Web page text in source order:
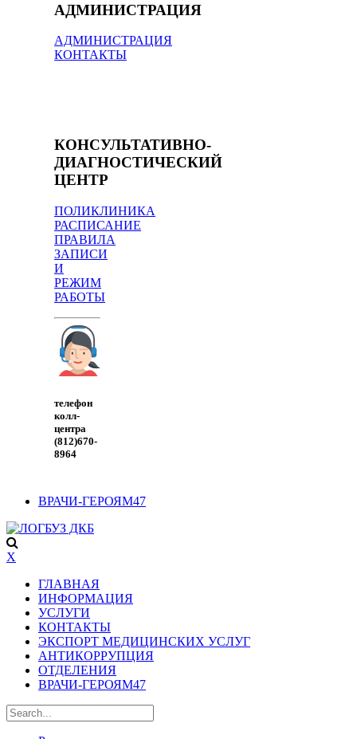
АДМИНИСТРАЦИЯ
АДМИНИСТРАЦИЯ
КОНТАКТЫ
КОНСУЛЬТАТИВНО-
ДИАГНОСТИЧЕСКИЙ
ЦЕНТР
ПОЛИКЛИНИКА
РАСПИСАНИЕ
ПРАВИЛА
ЗАПИСИ
И
РЕЖИМ
РАБОТЫ
телефон
колл-
центра
(812)670-
8964
ВРАЧИ-ГЕРОЯМ47
X
ГЛАВНАЯ
ИНФОРМАЦИЯ
УСЛУГИ
КОНТАКТЫ
ЭКСПОРТ МЕДИЦИНСКИХ УСЛУГ
АНТИКОРРУПЦИЯ
ОТДЕЛЕНИЯ
ВРАЧИ-ГЕРОЯМ47